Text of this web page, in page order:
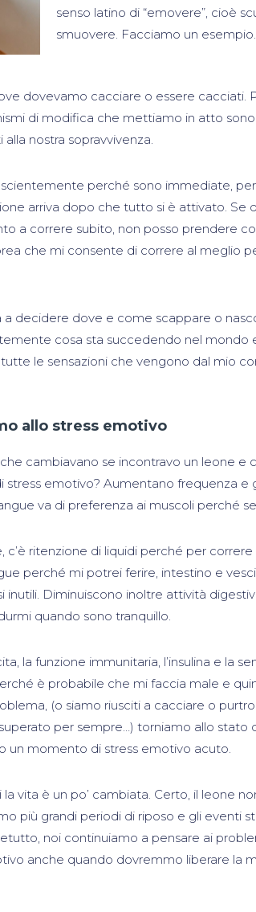
senso latino di “emovere”, cioè
smuovere. Facciamo un esempio.
dovevamo cacciare o essere cacciati.
di modifica che mettiamo in atto
nostra sopravvivenza.
perché sono immediate,
arriva dopo che tutto si è attivato. Se
a correre subito, non posso prendere
che mi consente di correre al meglio
decidere dove e come scappare o
cosa sta succedendo nel mondo
le sensazioni che vengono dal mio
allo stress emotivo
cambiavano se incontravo un leone e
stress emotivo? Aumentano frequenza e
va di preferenza ai muscoli perché
ritenzione di liquidi perché per correre
perché mi potrei ferire, intestino e
Diminuiscono inoltre attività
quando sono tranquillo.
la funzione immunitaria, l’insulina e la
è probabile che mi faccia male e
(o siamo riusciti a cacciare o
per sempre…) torniamo allo stato
un momento di stress emotivo acuto.
vita è un po’ cambiata. Certo, il leone
più grandi periodi di riposo e gli eventi
noi continuiamo a pensare ai
anche quando dovremmo liberare la